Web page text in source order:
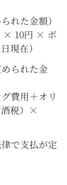
れた金額）
× 10円 × ボ
現在）
られた金
費用＋オリ
酒税）×
で支払が定